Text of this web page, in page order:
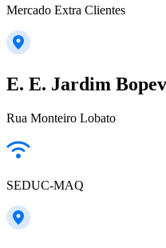
Mercado Extra Clientes
E. E. Jardim
Rua Monteiro Lobato
SEDUC-MAQ